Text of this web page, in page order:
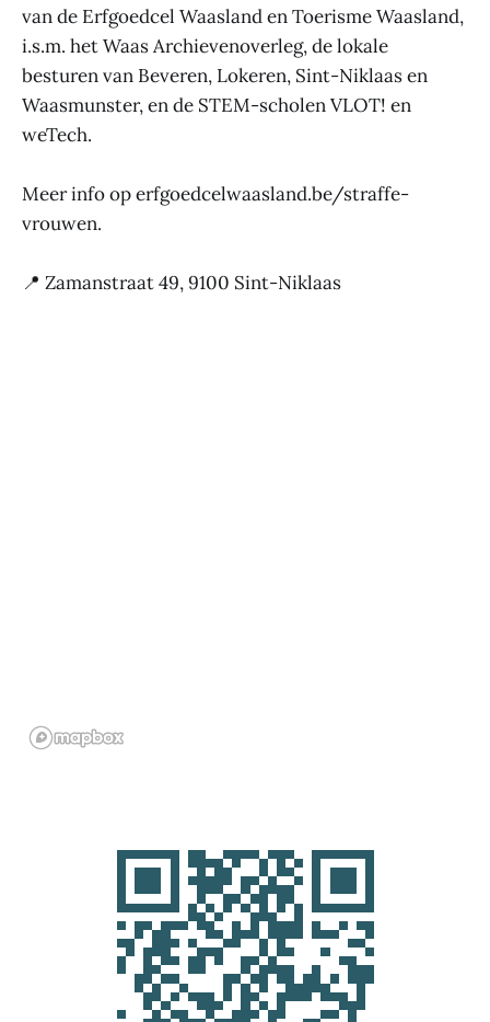
van de Erfgoedcel Waasland en Toerisme Waasland,
i.s.m. het Waas Archievenoverleg, de lokale
besturen van Beveren, Lokeren, Sint-Niklaas en
Waasmunster, en de STEM-scholen VLOT! en
weTech.
Meer info op erfgoedcelwaasland.be/straffe-
vrouwen.
📍 Zamanstraat 49, 9100 Sint-Niklaas